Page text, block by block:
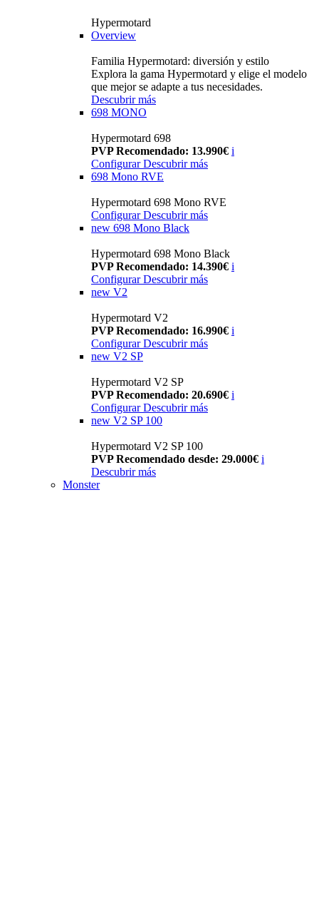
Hypermotard
Overview
Familia Hypermotard: diversión y estilo
Explora la gama Hypermotard y elige el modelo
que mejor se adapte a tus necesidades.
Descubrir más
698 MONO
Hypermotard 698
PVP Recomendado: 13.990€ i
ConfigurarDescubrir más
698 Mono RVE
Hypermotard 698 Mono RVE
Configurar Descubrir más
new 698 Mono Black
Hypermotard 698 Mono Black
PVP Recomendado: 14.390€ i
Configurar Descubrir más
new V2
Hypermotard V2
PVP Recomendado: 16.990€ i
Configurar Descubrir más
new V2 SP
Hypermotard V2 SP
PVP Recomendado: 20.690€ i
Configurar Descubrir más
new V2 SP 100
Hypermotard V2 SP 100
PVP Recomendado desde: 29.000€ i
Descubrir más
Monster